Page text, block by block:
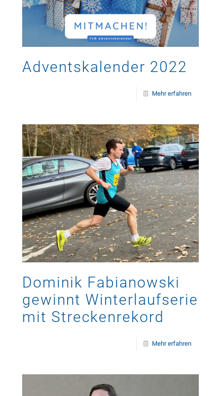
Adventskalender 2022
Mehr erfahren
Dominik Fabianowski
gewinnt Winterlaufserie
mit Streckenrekord
Mehr erfahren